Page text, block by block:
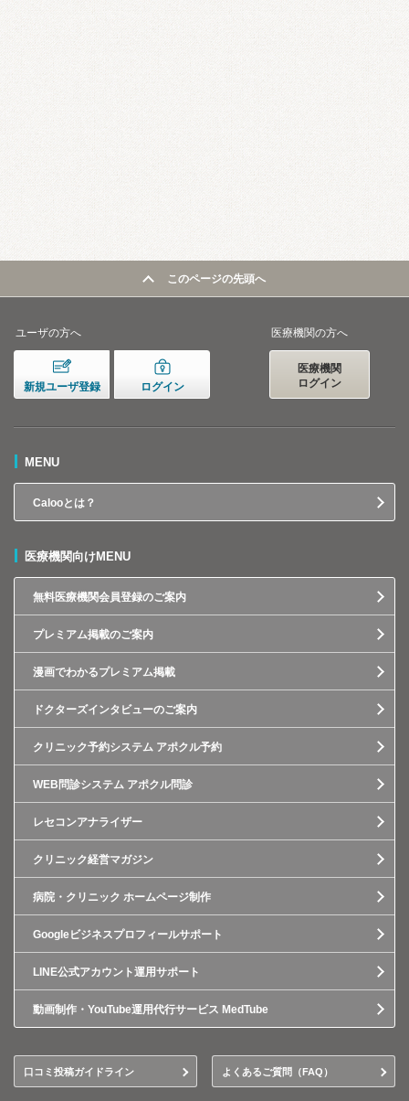
このページの先頭へ
ユーザの方へ
新規ユーザ登録 ログイン
医療機関の方へ
医療機関
ログイン
MENU
Calooとは？
医療機関向けMENU
無料医療機関会員登録のご案内
プレミアム掲載のご案内
漫画でわかるプレミアム掲載
ドクターズインタビューのご案内
クリニック予約システム アポクル予約
WEB問診システム アポクル問診
レセコンアナライザー
クリニック経営マガジン
病院・クリニック ホームページ制作
Googleビジネスプロフィールサポート
LINE公式アカウント運用サポート
動画制作・YouTube運用代行サービス MedTube
口コミ投稿ガイドライン よくあるご質問（FAQ）